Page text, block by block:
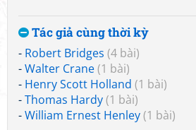
Tác giả cùng thời kỳ
- Robert Bridges (4 bài)
-Walter Crane(1 bài)
- Henry Scott Holland (1 bài)
-Thomas Hardy(1 bài)
-William Ernest Henley(1 bài)